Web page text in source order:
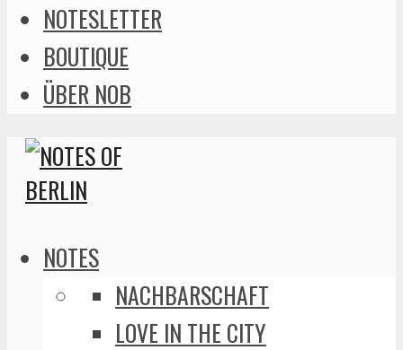
NOTESLETTER
BOUTIQUE
ÜBER NOB
NOTES
NACHBARSCHAFT
LOVE IN THE CITY